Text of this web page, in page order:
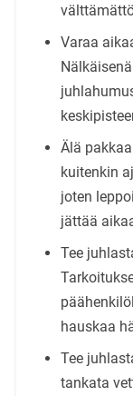
Varaa
Älä
kuitenkin
joten
jättää
Tee
hauskaa
Tee
tankata